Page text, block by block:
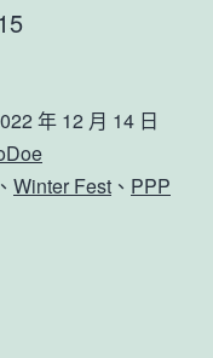
年 12 月 14 日
、 Winter Fest 、 PPP